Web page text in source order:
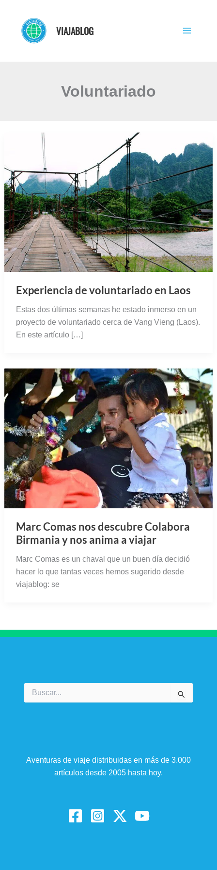
contenido
VIAJABLOG
Voluntariado
Experiencia de voluntariado en Laos
Estas dos últimas semanas he estado inmerso en un
proyecto de voluntariado cerca de Vang Vieng (Laos).
En este artículo […]
Marc Comas nos descubre Colabora
Birmania y nos anima a viajar
Marc Comas es un chaval que un buen día decidió
hacer lo que tantas veces hemos sugerido desde
viajablog: se
por:
Aventuras de viaje distribuidas en más de 3.000
artículos desde 2005 hasta hoy.